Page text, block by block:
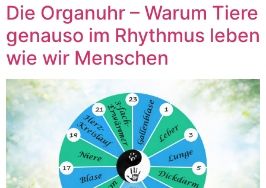
Die Organuhr – Warum Tiere
genauso im Rhythmus leben
wie wir Menschen